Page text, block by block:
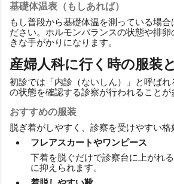
基礎体温表（もしあれば）
もし普段から基礎体温を測っている場合
ださい。ホルモンバランスの状態や排
きな手がかりになります。
産婦人科に行く時の服装
初診では「内診（ないしん）」と呼ば
の状態を確認する診察が行われることが
おすすめの服装
脱ぎ着がしやすく、診察を受けやすい格
フレアスカートやワンピース
下着を脱ぐだけで診察台に上がれ
に抑えられます。